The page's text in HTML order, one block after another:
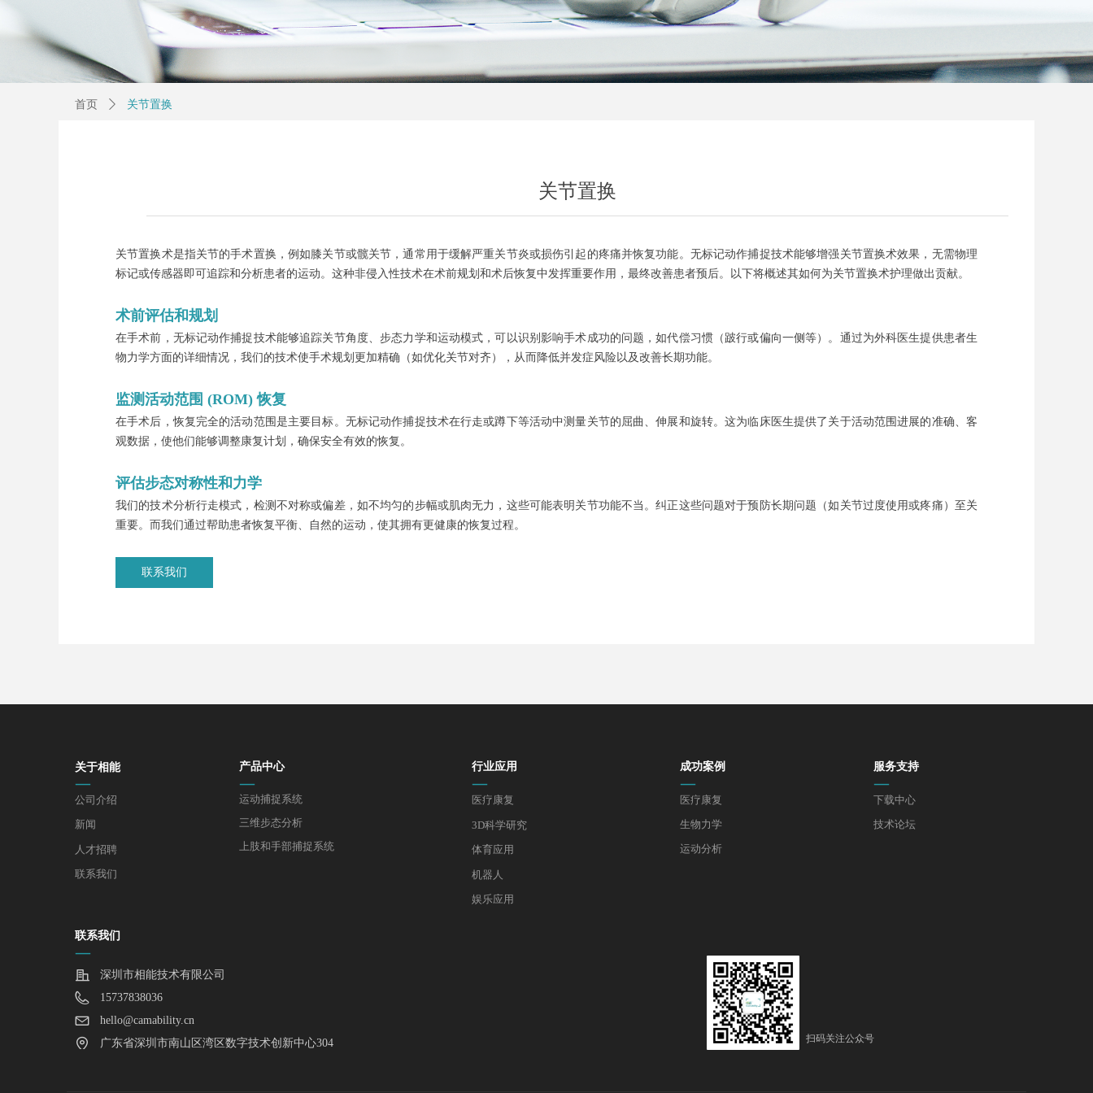
首页 ꄲ 关节置换
关节置换
联系我们
关节置换术是指关节的手术置换，例如膝关节或髋关节，通常用于缓解严重关节炎或损伤引起的疼痛并恢复功能。无标记动作捕捉技术能够增强关节置换术效果，无需物理
标记或传感器即可追踪和分析患者的运动。这种非侵入性技术在术前规划和术后恢复中发挥重要作用，最终改善患者预后。以下将概述其如何为关节置换术护理做出贡献。
术前评估和规划
在手术前，无标记动作捕捉技术能够追踪关节角度、步态力学和运动模式，可以识别影响手术成功的问题，如代偿习惯（跛行或偏向一侧等）。通过为外科医生提供患者生
物力学方面的详细情况，我们的技术使手术规划更加精确（如优化关节对齐），从而降低并发症风险以及改善长期功能。
监测活动范围 (ROM) 恢复
在手术后，恢复完全的活动范围是主要目标。无标记动作捕捉技术在行走或蹲下等活动中测量关节的屈曲、伸展和旋转。这为临床医生提供了关于活动范围进展的准确、客
观数据，使他们能够调整康复计划，确保安全有效的恢复。
评估步态对称性和力学
我们的技术分析行走模式，检测不对称或偏差，如不均匀的步幅或肌肉无力，这些可能表明关节功能不当。纠正这些问题对于预防长期问题（如关节过度使用或疼痛）至关
重要。而我们通过帮助患者恢复平衡、自然的运动，使其拥有更健康的恢复过程。
公司介绍
新闻
人才招聘
联系我们
关于相能
—
产品中心
—
运动捕捉系统
三维步态分析
上肢和手部捕捉系统
行业应用
—
医疗康复
3D科学研究
体育应用
机器人
娱乐应用
成功案例
—
医疗康复
生物力学
运动分析
服务支持
—
下载中心
技术论坛
扫码关注公众号
联系我们
—
深圳市相能技术有限公司
15737838036
hello@camability.cn
广东省深圳市南山区湾区数字技术创新中心304